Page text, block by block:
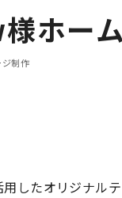
ホー
ジ制作
したオリジナル